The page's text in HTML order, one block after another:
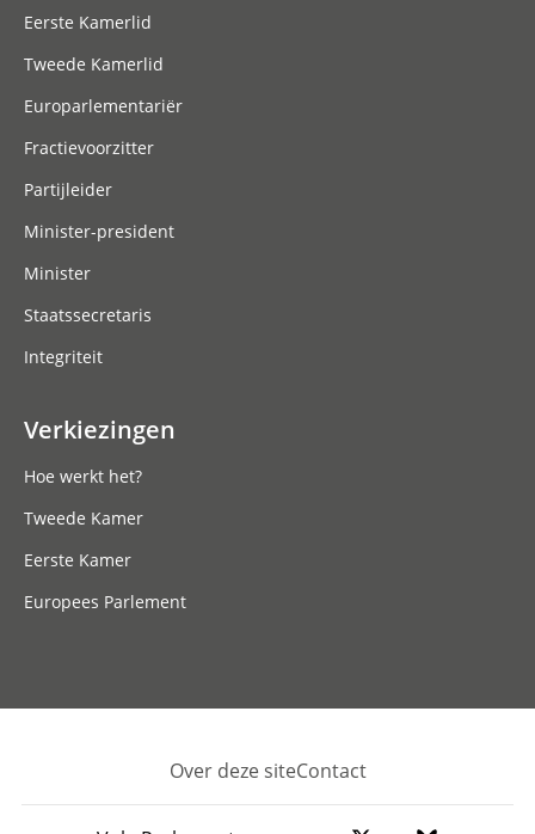
Eerste Kamerlid
Tweede Kamerlid
Europarlementariër
Fractievoorzitter
Partijleider
Minister-president
Minister
Staatssecretaris
Integriteit
Verkiezingen
Hoe werkt het?
Tweede Kamer
Eerste Kamer
Europees Parlement
Footer
Over deze siteContact